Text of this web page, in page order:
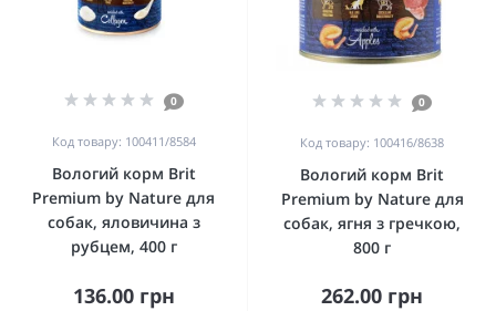
0
Код товару: 100411/8584
Вологий корм Brit
Premium by Nature для
собак, яловичина з
рубцем, 400 г
136.00 грн
0
Код товару: 100416/8638
Вологий корм Brit
Premium by Nature для
собак, ягня з гречкою,
800 г
262.00 грн